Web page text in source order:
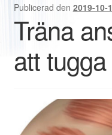
Kassan
Är JAWPEER lämpligt
English
Publicerad den 2019-10-
Träna
att tugga